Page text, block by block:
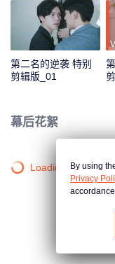
山只认白云俦！没想到五
表。被某个没良心混蛋恶
但工作上，他会让他知道
第二名的逆袭 特别
剪辑版_01
幕后花絮
Loading…By using
Privacy